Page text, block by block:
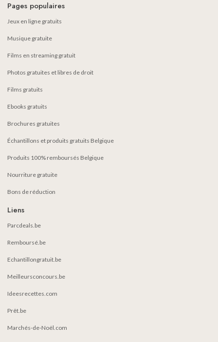
Pages populaires
Jeux en ligne gratuits
Musique gratuite
Films en streaming gratuit
Photos gratuites et libres de droit
Films gratuits
Ebooks gratuits
Brochures gratuites
Échantillons et produits gratuits Belgique
Produits 100% remboursés Belgique
Nourriture gratuite
Bons de réduction
Liens
Parcdeals.be
Remboursé.be
Echantillongratuit.be
Meilleursconcours.be
Ideesrecettes.com
Prêt.be
Marchés-de-Noël.com